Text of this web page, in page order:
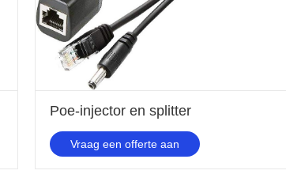
Poe-injector en splitter
Vraag een offerte aan